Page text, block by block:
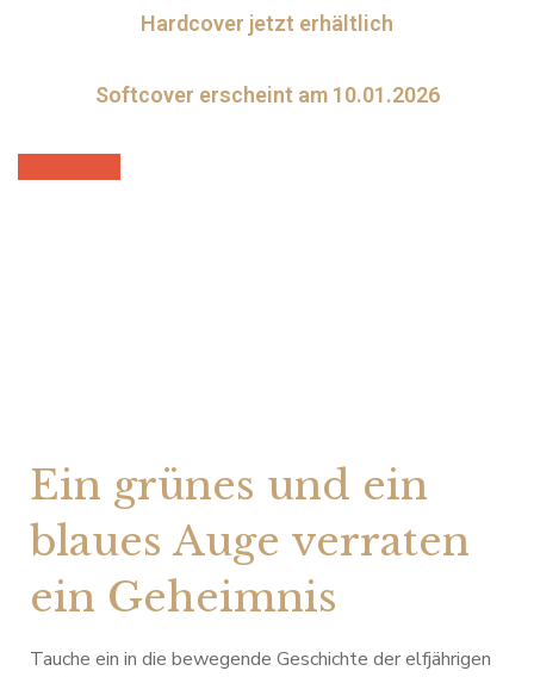
Hardcover jetzt erhältlich
Softcover erscheint am 10.01.2026
Ein grünes und ein
blaues Auge verraten
ein Geheimnis
Tauche ein in die bewegende Geschichte der elfjährigen